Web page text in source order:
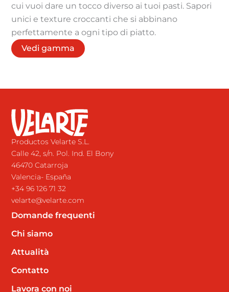
cui vuoi dare un tocco diverso ai tuoi pasti. Sapori
unici e texture croccanti che si abbinano
perfettamente a ogni tipo di piatto.
Vedi gamma
Productos Velarte S.L.
Calle 42, s/n. Pol. Ind. El Bony
46470 Catarroja
Valencia- España
+34 96 126 71 32
velarte@velarte.com
Domande frequenti
Chi siamo
Attualità
Contatto
Lavora con noi